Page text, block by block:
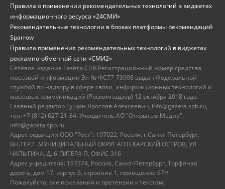
Правила о применении рекомендательных технологий в виджетах
информационного ресурса «24СМИ»
Рекомендательные технологии в блоках платформы рекомендаций
Sparrow
Правила применения рекомендательных технологий в виджетах
рекламно-обменной сети «СМИ2»
Сетевое издание Газета.СПб Регистрационный номер средства
массовой информации Эл № ФС77-73908 выдан Федеральной
службой по надзору в сфере связи, информационных технологий и
массовых коммуникаций (Роскомнадзор) 12 октября 2018 года.
Главный редактор Гущин Ярослав Алексеевич, info@gazeta.spb.ru,
тел: +7 (812) 627-21-84. Учредитель АО "Открытые Медиа",
info@gazeta.spb.ru
Адрес редакции ООО "Рост": 197022, Россия, г.Санкт-Петербург,
ВН.ТЕР.Г. МУНИЦИПАЛЬНЫЙ ОКРУГ АПТЕКАРСКИЙ ОСТРОВ, УЛ
ЧАПЫГИНА, Д. 6 ЛИТЕРА П, ОФИС 316
Адрес учредителя: 197374, Россия, Санкт-Петербург, Торфяная
дорога, дом 17, корпус 6, строение 1, помещение 67Н
Пожалуйста, все пожелания и претензии к текстам,